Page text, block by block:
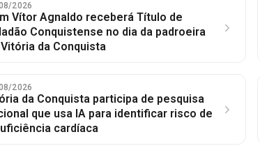
2026
Vítor Agnaldo receberá Título de
Conquistense no dia da padroeira
da Conquista
2026
da Conquista participa de pesquisa
que usa IA para identificar risco de
cardíaca